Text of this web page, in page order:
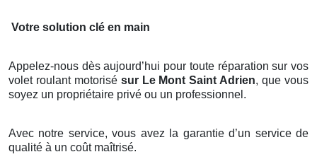
Votre solution clé en main
Appelez-nous dès aujourd’hui pour toute réparation sur vos
volet roulant motorisé sur Le Mont Saint Adrien, que vous
soyez un propriétaire privé ou un professionnel.
Avec notre service, vous avez la garantie d’un service de
qualité à un coût maîtrisé.